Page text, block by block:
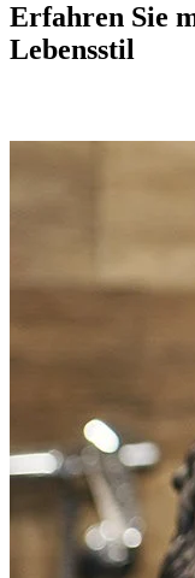
Erfahren Sie
Lebensstil